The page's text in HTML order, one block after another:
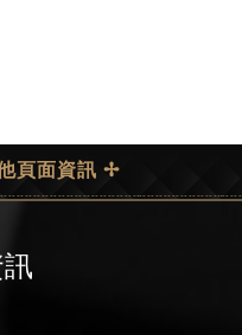
頁面資訊 ✢